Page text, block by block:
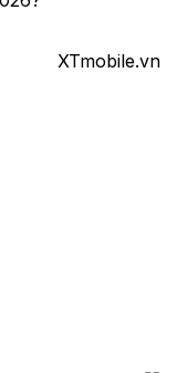
XTmobile.vn